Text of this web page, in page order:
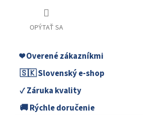
OPÝTAŤ SA
❤️ Overené zákazníkmi
🇸🇰 Slovenský e-shop
✓ Záruka kvality
🚚 Rýchle doručenie